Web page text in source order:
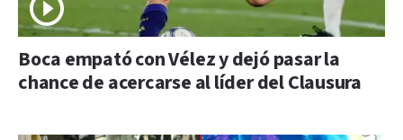
Boca empató con Vélez y dejó pasar la
chance de acercarse al líder del Clausura